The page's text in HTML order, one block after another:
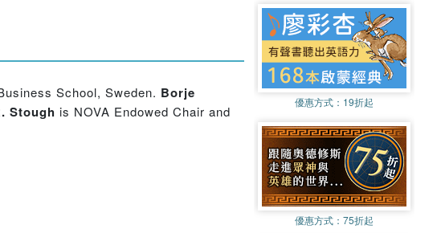
School, Sweden. Borje
Stough is NOVA Endowed Chair and
優惠方式： 19折起
優惠方式： 75折起